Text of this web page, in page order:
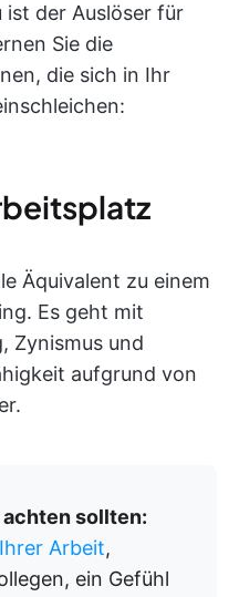
ist der Auslöser für
Sie die
die sich in Ihr
Äquivalent zu einem
Es geht mit
Zynismus und
aufgrund von
achten sollten:
Arbeit,
ein Gefühl